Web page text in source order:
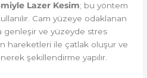
Lazer Kesim; bu yöntem
Cam yüzeye odaklanan
genleşir ve yüzeyde stres
hareketleri ile çatlak oluşur ve
şekillendirme yapılır.